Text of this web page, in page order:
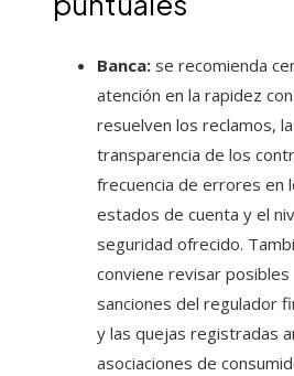
Banca: se recomienda
atención en la rapidez
resuelven los reclamos, la
transparencia de los
frecuencia de errores en
estados de cuenta y el
seguridad ofrecido.
conviene revisar posibles
sanciones del regulador
y las quejas registradas
asociaciones de